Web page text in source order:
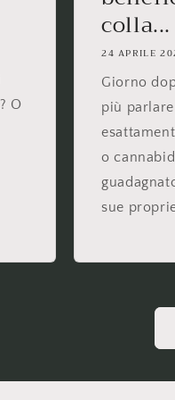
O
colla...
24 APRILE
Giorno
più
o
sue